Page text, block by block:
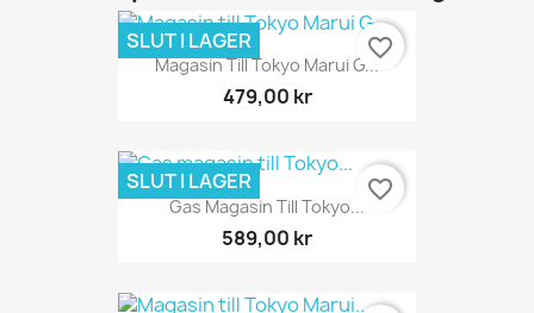
Magasin Till Tokyo Marui G...
479,00 kr
SLUT I LAGER favorite_border
Gas Magasin Till Tokyo...
589,00 kr
SLUT I LAGER favorite_border